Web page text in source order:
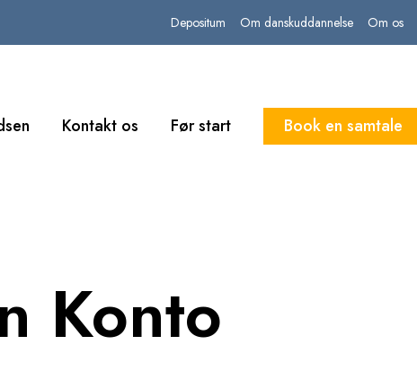
Depositum Om danskuddannelse Om os
Kontakt os Før start Book en samtale
Konto